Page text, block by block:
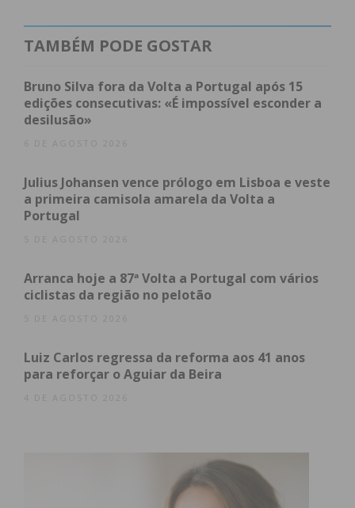
condições
TAMBÉM PODE GOSTAR
Bruno Silva fora da Volta a Portugal após 15
edições consecutivas: «É impossível esconder a
desilusão»
6 DE AGOSTO 2026
Julius Johansen vence prólogo em Lisboa e veste
a primeira camisola amarela da Volta a
Portugal
5 DE AGOSTO 2026
Arranca hoje a 87ª Volta a Portugal com vários
ciclistas da região no pelotão
5 DE AGOSTO 2026
Luiz Carlos regressa da reforma aos 41 anos
para reforçar o Aguiar da Beira
4 DE AGOSTO 2026